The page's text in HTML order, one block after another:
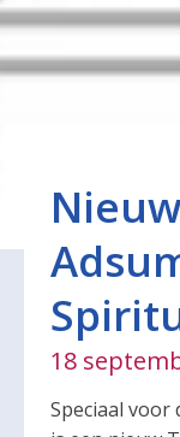
18
Speciaal voor